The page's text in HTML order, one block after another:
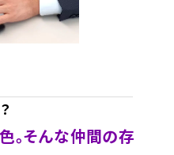
。そんな仲間の存